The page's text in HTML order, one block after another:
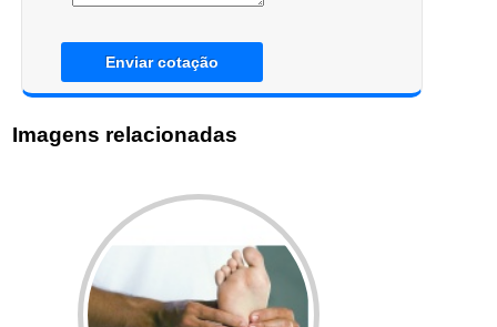
Enviar cotação
Imagens relacionadas